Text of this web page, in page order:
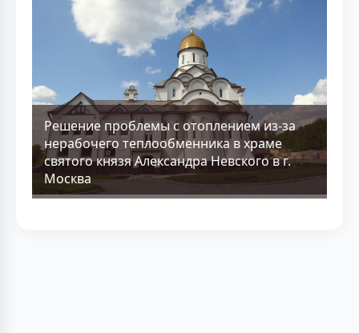
Решение проблемы с отоплением из-за
нерабочего теплообменника в храме
святого князя Александра Невского в г.
Москва